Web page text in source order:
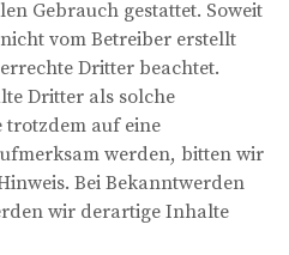
Gebrauch gestattet. Soweit
vom Betreiber erstellt
Dritter beachtet.
Dritter als solche
trotzdem auf eine
werden, bitten wir
Bei Bekanntwerden
wir derartige Inhalte